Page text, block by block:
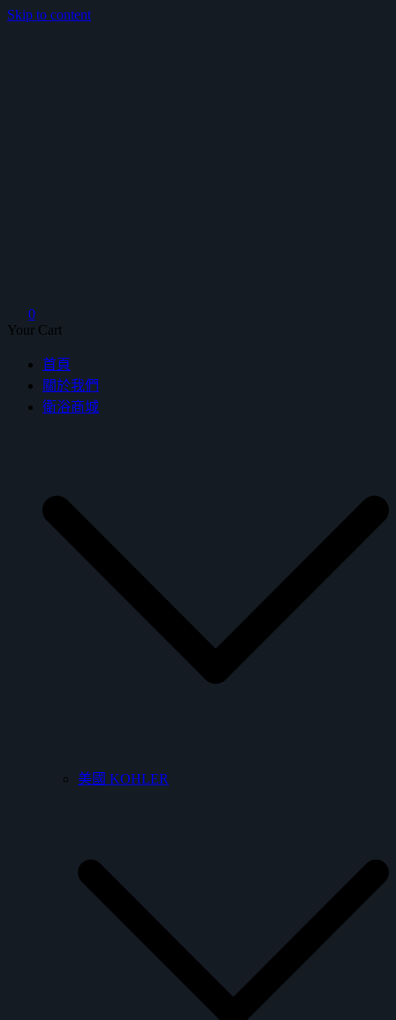
Skip to content
0
Your Cart
首頁
關於我們
衛浴商城
美國 KOHLER